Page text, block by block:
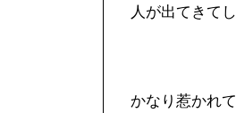
人が出てきて
かなり惹かれ